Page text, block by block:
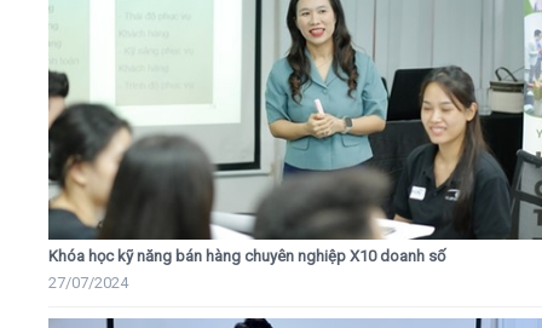
Khóa học kỹ năng bán hàng chuyên nghiệp X10 doanh số
27/07/2024